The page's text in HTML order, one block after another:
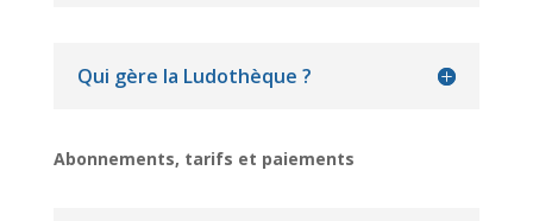
Qui gère la Ludothèque ?
Abonnements, tarifs et paiements